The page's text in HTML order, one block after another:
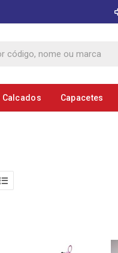
Calcados Capacetes